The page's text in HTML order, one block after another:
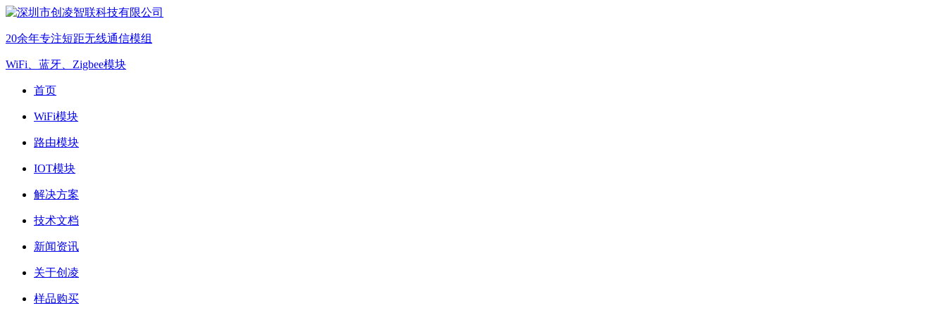
20余年专注短距无线通信模组
WiFi、蓝牙、Zigbee模块
首页
WiFi模块
路由模块
IOT模块
解决方案
技术文档
新闻资讯
关于创凌
样品购买